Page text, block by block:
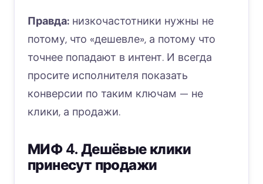
Правда: низкочастотники нужны не
потому, что «дешевле», а потому что
точнее попадают в интент. И всегда
просите исполнителя показать
конверсии по таким ключам — не
клики, а продажи.
МИФ 4. Дешёвые клики
принесут продажи